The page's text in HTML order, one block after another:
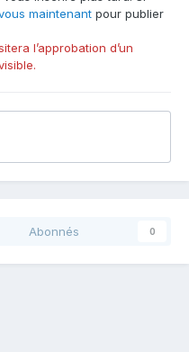
maintenant pour publier
l’approbation d’un
Abonnés 0